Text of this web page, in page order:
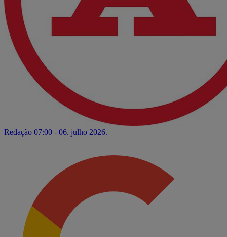
Redação 07:00 - 06. julho 2026.